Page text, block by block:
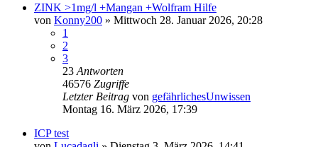
ZINK >1mg/l +Mangan +Wolfram Hilfe
von Konny200 » Mittwoch 28. Januar 2026, 20:28
1
2
3
23 Antworten
46576 Zugriffe
Letzter Beitrag von gefährlichesUnwissen
Montag 16. März 2026, 17:39
ICP test